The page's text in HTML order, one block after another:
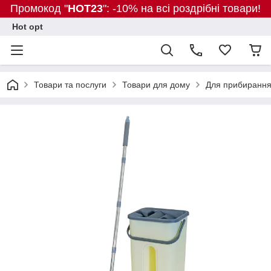
Промокод "HOT23": -10% на всі роздрібні товари!
Hot opt
Товари та послуги Товари для дому Для прибирання